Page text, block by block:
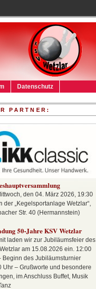
Datenschutz
PARTNER:
den 04. März 2026, 19:30
der „Kegelsportanlage Wetzlar“,
Str. 40 (Hermannstein)
50-Jahre KSV Wetzlar
laden wir zur Jubiläumsfeier des
am 15.08.2026 ein. 12:00
Beginn des Jubiläumsturnier
Uhr – Grußworte und besondere
im Anschluss Buffet, Musik